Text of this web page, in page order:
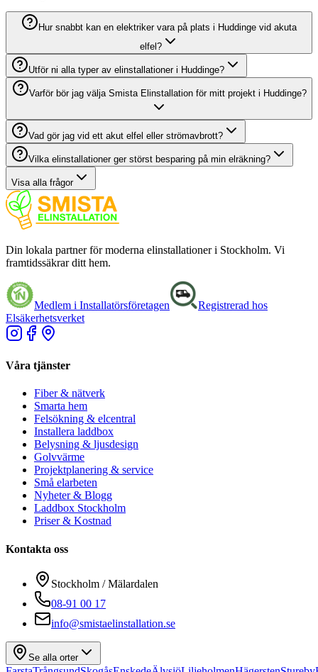
Hur snabbt kan en elektriker vara på plats i Huddinge vid akuta
elfel?
Utför ni alla typer av elinstallationer i Huddinge?
Varför bör jag välja Smista Elinstallation för mitt projekt i Huddinge?
Vad gör jag vid ett akut elfel eller strömavbrott?
Vilka elinstallationer ger störst besparing på min elräkning?
Visa alla frågor
Din lokala partner för moderna elinstallationer i Stockholm. Vi
framtidssäkrar ditt hem.
Medlem i Installatörsföretagen
Registrerad hos
Elsäkerhetsverket
Våra tjänster
Fiber & nätverk
Smarta hem
Felsökning & elcentral
Installera laddbox
Belysning & ljusdesign
Golvvärme
Projektplanering & service
Små elarbeten
Nyheter & Blogg
Laddbox Stockholm
Priser & Kostnad
Kontakta oss
Stockholm / Mälardalen
08-91 00 17
info@smistaelinstallation.se
Se alla orter